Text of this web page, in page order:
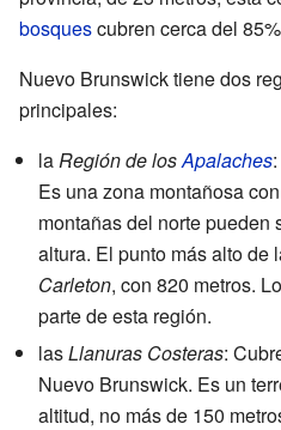
bosquescubren cerca del
Nuevo Brunswick tiene dos
principales:
laRegión de losApalaches
Es una zona montañosa
montañas del norte pueden
altura. El punto más alto de
Carleton, con 820 metros.
parte de esta región.
lasLlanuras Costeras:
Nuevo Brunswick. Es un
altitud, no más de 150